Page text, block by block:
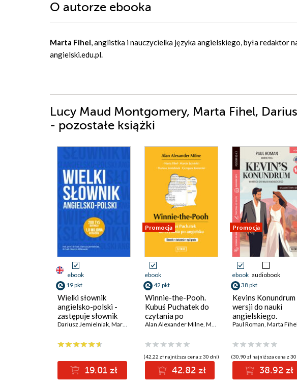
O autorze ebooka
Marta Fihel, anglistka i nauczycielka języka angielskiego, była redaktor
angielski.edu.pl.
Lucy Maud Montgomery, Marta Fihel,
- pozostałe książki
ebook
19 pkt
Wielki słownik
angielsko-polski -
zastępuje słownik
wbudowany w Kindle
Dariusz Jemielniak, Marcin Miłkowski (red.)
19.01 zł
Promocja
ebook
42 pkt
Winnie-the-Pooh.
Kubuś Puchatek do
czytania po
angielsku. Słownik +
gratis
Alan Alexander Milne, Marta Fihel ,Marcin Jażyński ,
(42,22 zł najniższa cena z 30 dni)
42.82 zł
Promocja
ebook audiobook
38 pkt
Kevins Konundrum
wersji do nauki
angielskiego.
Williamstown Series
Paul Roman, Marta Fihel
(30,90 zł najniższa cena z
38.92 zł